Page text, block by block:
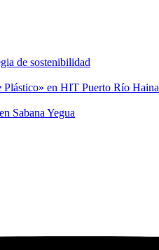
de sostenibilidad
Plástico» en HIT Puerto Río Haina
Sabana Yegua